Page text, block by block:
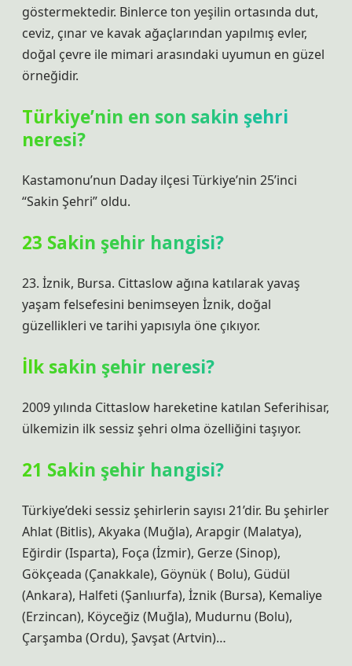
göstermektedir. Binlerce ton yeşilin ortasında dut,
ceviz, çınar ve kavak ağaçlarından yapılmış evler,
doğal çevre ile mimari arasındaki uyumun en güzel
örneğidir.
Türkiye’nin en son sakin şehri
neresi?
Kastamonu’nun Daday ilçesi Türkiye’nin 25’inci
“Sakin Şehri” oldu.
23 Sakin şehir hangisi?
23. İznik, Bursa. Cittaslow ağına katılarak yavaş
yaşam felsefesini benimseyen İznik, doğal
güzellikleri ve tarihi yapısıyla öne çıkıyor.
İlk sakin şehir neresi?
2009 yılında Cittaslow hareketine katılan Seferihisar,
ülkemizin ilk sessiz şehri olma özelliğini taşıyor.
21 Sakin şehir hangisi?
Türkiye’deki sessiz şehirlerin sayısı 21’dir. Bu şehirler
Ahlat (Bitlis), Akyaka (Muğla), Arapgir (Malatya),
Eğirdir (Isparta), Foça (İzmir), Gerze (Sinop),
Gökçeada (Çanakkale), Göynük ( Bolu), Güdül
(Ankara), Halfeti (Şanlıurfa), İznik (Bursa), Kemaliye
(Erzincan), Köyceğiz (Muğla), Mudurnu (Bolu),
Çarşamba (Ordu), Şavşat (Artvin)…